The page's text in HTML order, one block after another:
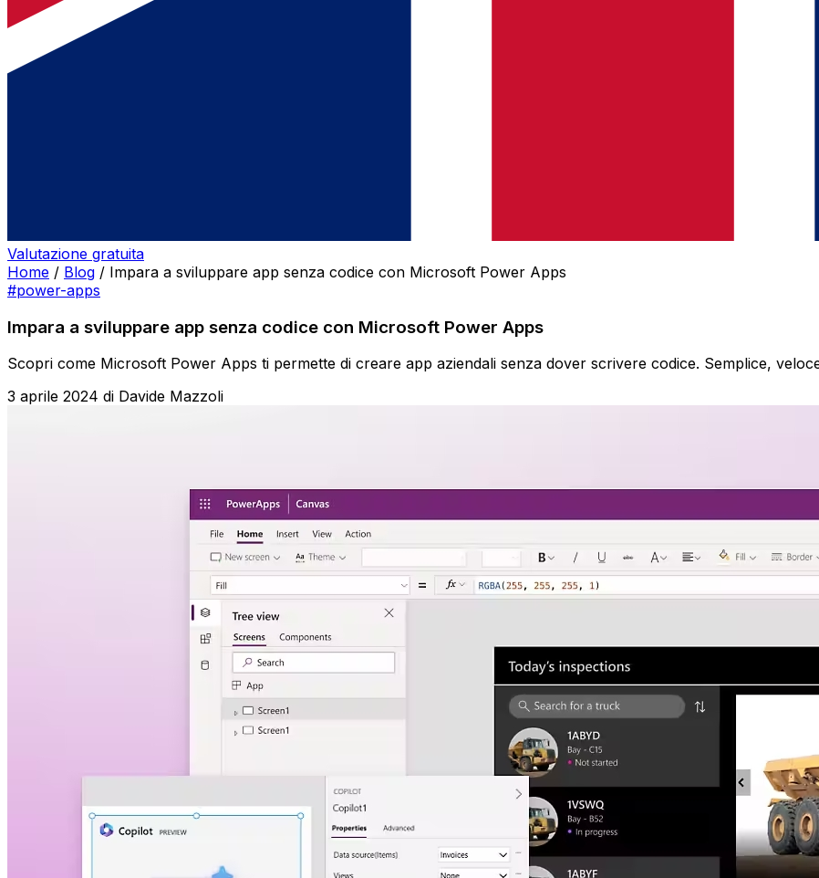
Valutazione gratuita
Home / Blog / Impara a sviluppare app senza codice con Microsoft Power Apps
#power-apps
Impara a sviluppare app senza codice con Microsoft Power Apps
Scopri come Microsoft Power Apps ti permette di creare app aziendali senza dover scrivere codice. Semplice,
3 aprile 2024 di Davide Mazzoli